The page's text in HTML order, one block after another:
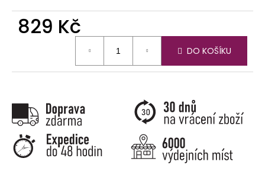
829 Kč
DO KOŠÍKU